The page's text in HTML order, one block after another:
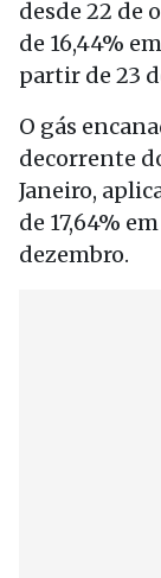
desde 22 de
de 16,44%
partir de 23
O gás
decorrente
Janeiro,
de 17,64%
dezembro.